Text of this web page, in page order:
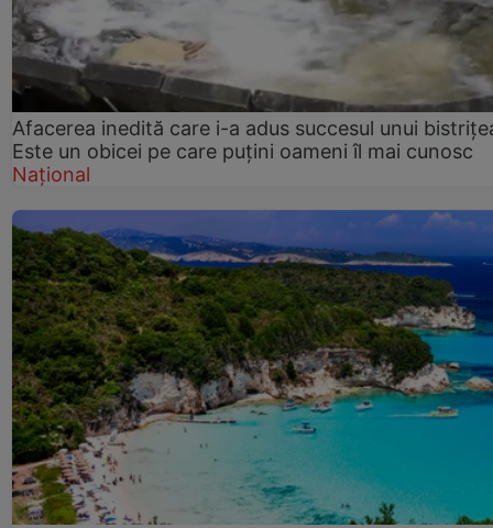
Afacerea inedită care i-a adus succesul unui
Este un obicei pe care puțini oameni îl mai cunosc
Național